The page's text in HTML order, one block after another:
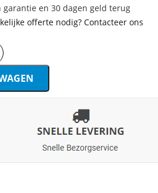
garantie en 30 dagen geld terug
offerte nodig? Contacteer ons